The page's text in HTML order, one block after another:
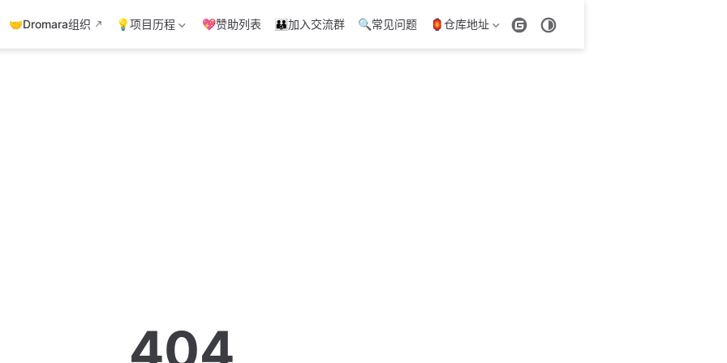
🤝Dromara组织 💡项目历程 💖赞助列表 👪加入交流群 🔍常见问题 🏮仓库地址
404